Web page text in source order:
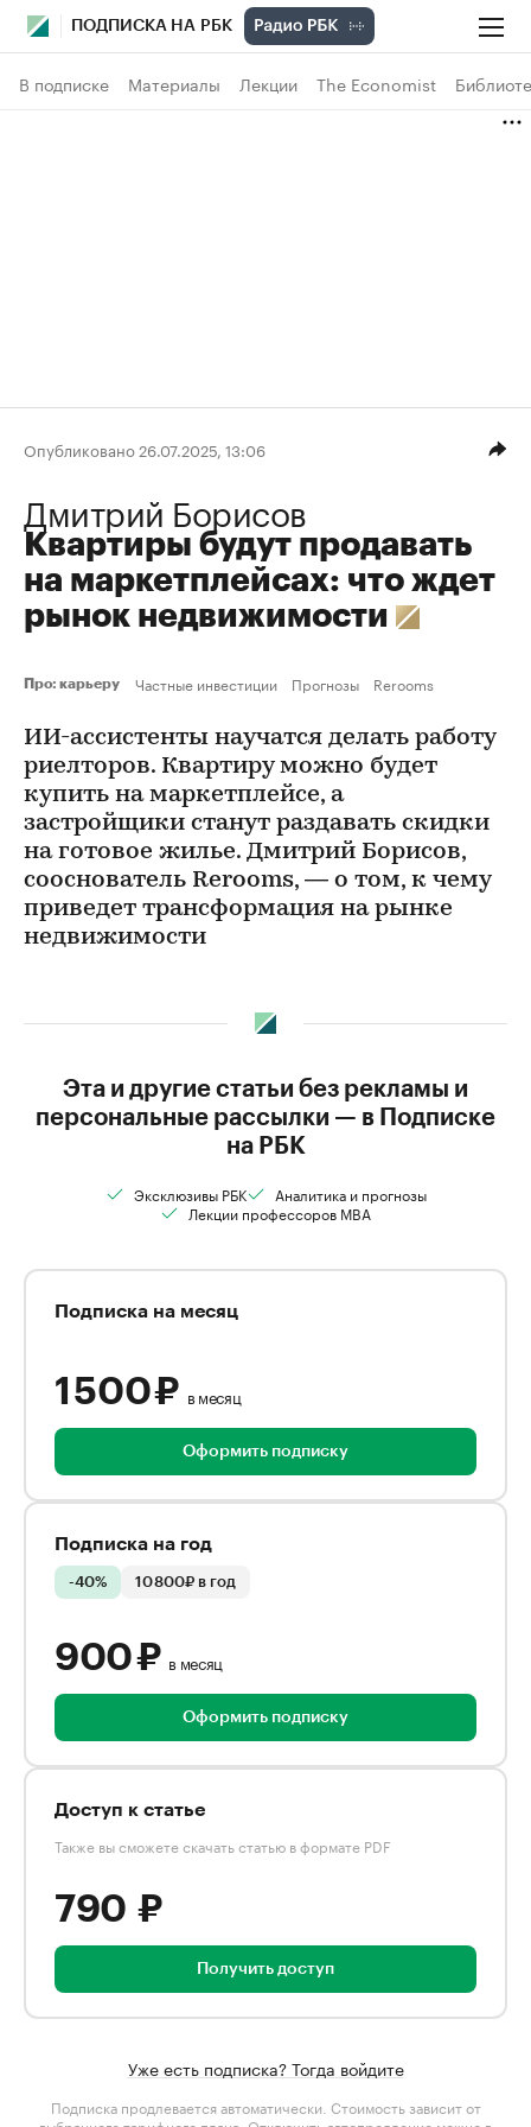
ПОДПИСКА НА РБК
В подписке Материалы Лекции The Economist
Опубликовано 26.07.2025, 13:06
Дмитрий Борисов
Квартиры будут продавать
на маркетплейсах: что ждет
рынок недвижимости
Про: карьеру Частные инвестиции Прогнозы Rerooms
ИИ-ассистенты научатся делать работу
риелторов. Квартиру можно будет
купить на маркетплейсе, а
застройщики станут раздавать скидки
на готовое жилье. Дмитрий Борисов,
сооснователь Rerooms, — о том, к чему
приведет трансформация на рынке
недвижимости
Эта и другие статьи без рекламы и
персональные рассылки — в Подписке
на РБК
Эксклюзивы РБК
Аналитика и прогнозы
Лекции профессоров MBA
Подписка на месяц
1 500 ₽ в месяц
Оформить подписку
Подписка на год
-40% 10 800₽ в год
900 ₽ в месяц
Оформить подписку
Доступ к статье
Также вы сможете скачать статью в формате PDF
790 ₽
Получить доступ
Уже есть подписка? Тогда войдите
Подписка продлевается автоматически. Стоимость зависит от